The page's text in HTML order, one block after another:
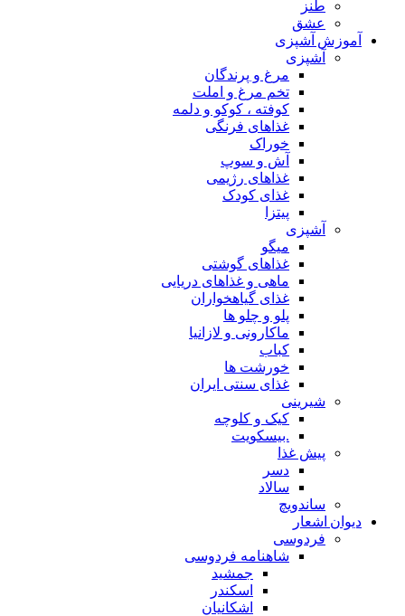
طنز
عشق
آموزش آشپزی
آشپزی
مرغ و پرندگان
تخم مرغ و املت
کوفته ، کوکو و دلمه
غذاهای فرنگی
خوراک
آش و سوپ
غذاهای رژیمی
غذای کودک
پیتزا
آشپزی
میگو
غذاهای گوشتی
ماهی و غذاهای دریایی
غذای گیاهخواران
پلو و چلو ها
ماکارونی و لازانیا
کباب
خورشت ها
غذای سنتی ایران
شیرینی
کیک و کلوچه
.بیسکویت
پیش غذا
دسر
سالاد
ساندویچ
دیوان اشعار
فردوسی
شاهنامه فردوسی
جمشید
اسکندر
اشکانیان